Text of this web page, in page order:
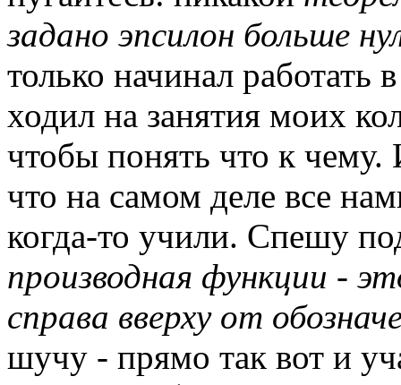
задано эпсилон больше
только начинал работать
ходил на занятия моих
чтобы понять что к
что на самом деле все
когда-то учили. Спешу
производная функции -
справа вверху от
шучу - прямо так вот и